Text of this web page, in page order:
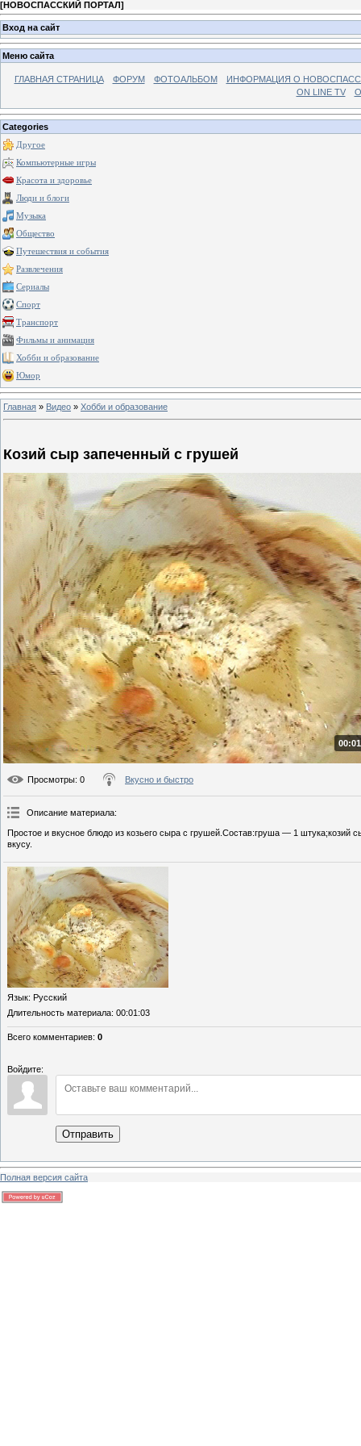
[НОВОСПАССКИЙ ПОРТАЛ]
Вход на сайт
Меню сайта
ГЛАВНАЯ СТРАНИЦА ФОРУМ ФОТОАЛЬБОМ
ИНФОРМАЦИЯ О
ON LINE TV
Categories
Другое
Компьютерные игры
Красота и здоровье
Люди и блоги
Музыка
Общество
Путешествия и события
Развлечения
Сериалы
Спорт
Транспорт
Фильмы и анимация
Хобби и образование
Юмор
Главная » Видео » Хобби и образование
Козий сыр запеченный с грушей
Просмотры: 0 Вкусно и быстро
Описание материала:
Простое и вкусное блюдо из козьего сыра с грушей.Состав:груша — 1
вкусу.
Язык: Русский
Длительность материала: 00:01:03
Всего комментариев: 0
Войдите:
Отправить
Полная версия сайта